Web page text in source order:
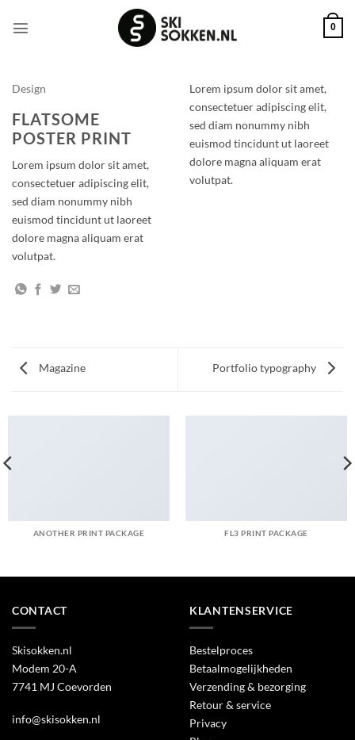
naar
0
Design
FLATSOME
POSTER PRINT
Lorem ipsum dolor sit amet,
consectetuer adipiscing elit,
sed diam nonummy nibh
euismod tincidunt ut laoreet
dolore magna aliquam erat
volutpat.
Lorem ipsum dolor sit amet,
consectetuer adipiscing elit,
sed diam nonummy nibh
euismod tincidunt ut laoreet
dolore magna aliquam erat
volutpat.
Magazine Portfolio typography
ANOTHER PRINT PACKAGE FL3 PRINT PACKAGE
CONTACT
Skisokken.nl
Modem 20-A
7741 MJ Coevorden
info@skisokken.nl
KLANTENSERVICE
Bestelproces
Betaalmogelijkheden
Verzending & bezorging
Retour & service
Privacy